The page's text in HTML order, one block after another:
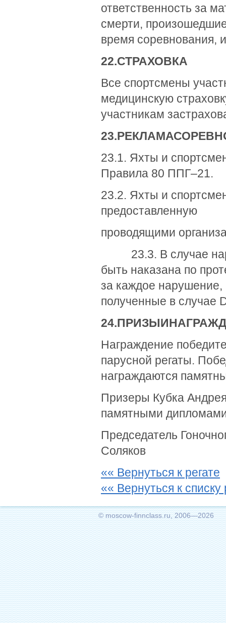
ответственность за
смерти,
время соревнования,
22.СТРАХОВКА
Все спортсмены
медицинскую
участникам
23.РЕКЛАМА
23.1. Яхты и
Правила 80 ППГ–21.
23.2. Яхты и
предоставленную
проводящими
23.3. В случае
быть наказана по
за каждое
полученные в случае
24.ПРИЗЫИН
Награждение
парусной регаты.
награждаются
Призеры Кубка
памятными
Соляков
«« Вернуться к регате
«« Вернуться к списку
© moscow-finnclass.ru, 2006—2026